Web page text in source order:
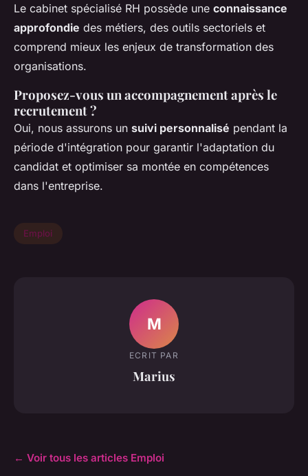
Le cabinet spécialisé RH possède une connaissance
approfondie des métiers, des outils sectoriels et
comprend mieux les enjeux de transformation des
organisations.
Proposez-vous un accompagnement après le
recrutement ?
Oui, nous assurons un suivi personnalisé pendant la
période d'intégration pour garantir l'adaptation du
candidat et optimiser sa montée en compétences
dans l'entreprise.
Emploi
M
ECRIT PAR
Marius
← Voir tous les articles Emploi